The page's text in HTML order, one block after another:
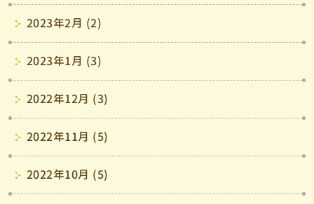
2023年2月 (2)
2023年1月 (3)
2022年12月 (3)
2022年11月 (5)
2022年10月 (5)